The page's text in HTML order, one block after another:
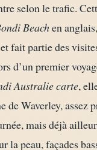
selon le trafic.
Beachen
fait partie des
d’un premier
Australie carte,
de Waverley, assez
mais déjà
la peau, façades